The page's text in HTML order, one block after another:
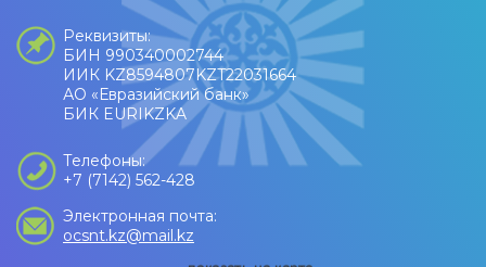
Реквизиты:
БИН 990340002744
ИИК KZ8594807KZT22031664
АО «Евразийский банк»
БИК EURIKZKA
Телефоны:
+7 (7142) 562-428
Электронная почта:
ocsnt.kz@mail.kz